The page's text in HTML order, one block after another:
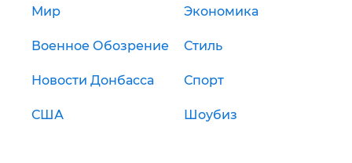
Мир Экономика
Военное Обозрение Стиль
Новости Донбасса Спорт
США Шоубиз